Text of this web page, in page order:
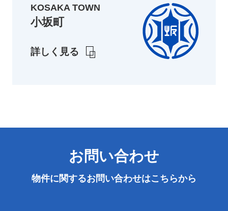
KOSAKA TOWN
小坂町
詳しく見る
お問い合わせ
物件に関するお問い合わせはこちらから